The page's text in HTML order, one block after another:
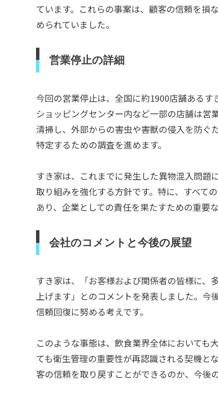
ています。これらの事案は、顧客の信頼を損
められていました。
営業停止の詳細
今回の営業停止は、全国に約1900店舗ある
ショッピングセンター内など一部の店舗は営
清掃し、外部からの害虫や害獣の侵入を防ぐ
特定するための調査を進めます。
すき家は、これまでに発生した異物混入問題
取り組みを強化する方針です。特に、すべて
あり、企業としての責任を果たすための重要
会社のコメントと今後の展望
すき家は、「お客様および関係者の皆様に、
上げます」とのコメントを発表しました。
信頼回復に努める考えです。
このような事態は、飲食業界全体においても
ても衛生管理の重要性が再認識される契機と
客の信頼を取り戻すことができるのか、今後